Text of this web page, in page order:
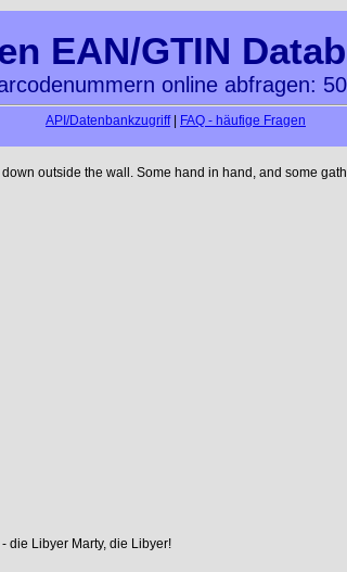
EAN/GTIN
online abfragen:
API/Datenbankzugriff| FAQ - häufige Fragen
outside the wall. Some hand in hand, and some
die Libyer Marty, die Libyer!